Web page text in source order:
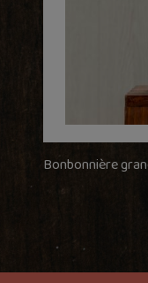
Bonbonnière